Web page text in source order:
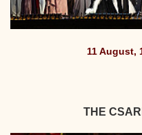
11 August,
THE